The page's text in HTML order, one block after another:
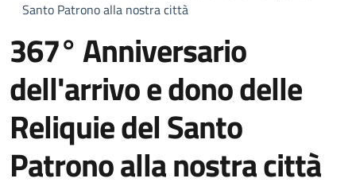
Santo Patrono alla nostra città
367° Anniversario
dell'arrivo e dono delle
Reliquie del Santo
Patrono alla nostra città